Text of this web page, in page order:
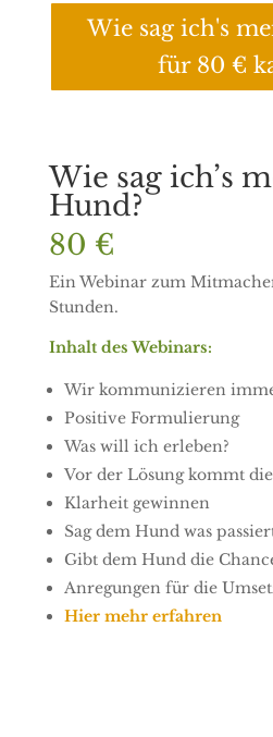
Wie sag ich's
für 80 €
Wie sag ich’s
Hund?
80 €
Ein Webinar zum
Stunden.
Inhalt des Webinars:
Wir kommunizieren
Positive Formulierung
Was will ich erleben?
Vor der Lösung kommt
Klarheit gewinnen
Sag dem Hund was
Gibt dem Hund die
Anregungen für die
Hier mehr erfahren